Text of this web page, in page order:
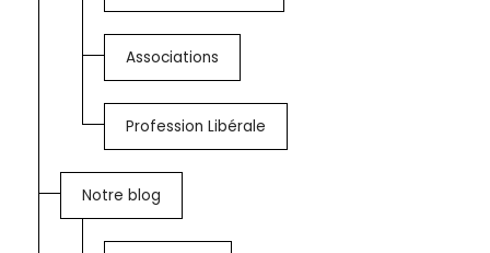
Associations
Profession Libérale
Notre blog